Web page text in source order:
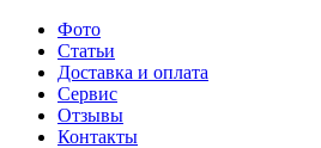
Фото
Статьи
Доставка и оплата
Сервис
Отзывы
Контакты